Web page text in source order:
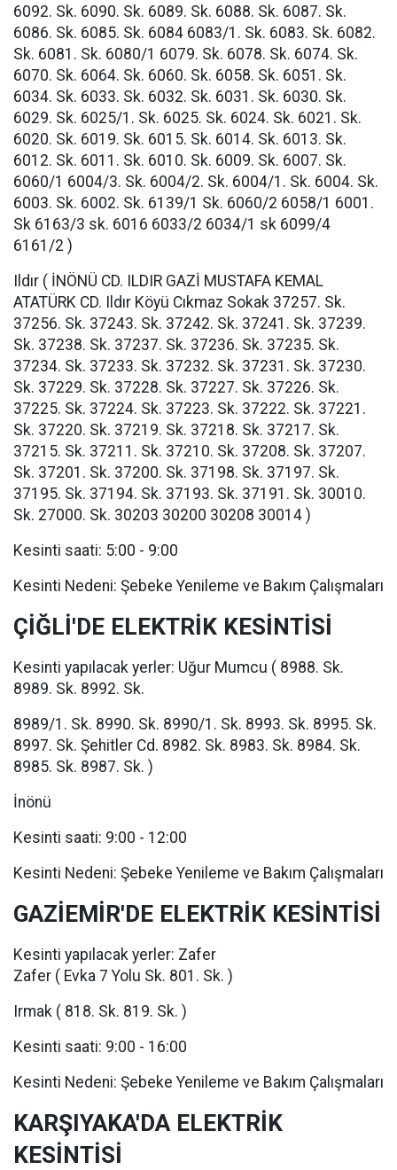
6092. Sk. 6090. Sk. 6089. Sk. 6088. Sk. 6087. Sk.
6086. Sk. 6085. Sk. 6084 6083/1. Sk. 6083. Sk. 6082.
Sk. 6081. Sk. 6080/1 6079. Sk. 6078. Sk. 6074. Sk.
6070. Sk. 6064. Sk. 6060. Sk. 6058. Sk. 6051. Sk.
6034. Sk. 6033. Sk. 6032. Sk. 6031. Sk. 6030. Sk.
6029. Sk. 6025/1. Sk. 6025. Sk. 6024. Sk. 6021. Sk.
6020. Sk. 6019. Sk. 6015. Sk. 6014. Sk. 6013. Sk.
6012. Sk. 6011. Sk. 6010. Sk. 6009. Sk. 6007. Sk.
6060/1 6004/3. Sk. 6004/2. Sk. 6004/1. Sk. 6004. Sk.
6003. Sk. 6002. Sk. 6139/1 Sk. 6060/2 6058/1 6001.
Sk 6163/3 sk. 6016 6033/2 6034/1 sk 6099/4
6161/2 )
Ildır ( İNÖNÜ CD. ILDIR GAZİ MUSTAFA KEMAL
ATATÜRK CD. Ildır Köyü Cıkmaz Sokak 37257. Sk.
37256. Sk. 37243. Sk. 37242. Sk. 37241. Sk. 37239.
Sk. 37238. Sk. 37237. Sk. 37236. Sk. 37235. Sk.
37234. Sk. 37233. Sk. 37232. Sk. 37231. Sk. 37230.
Sk. 37229. Sk. 37228. Sk. 37227. Sk. 37226. Sk.
37225. Sk. 37224. Sk. 37223. Sk. 37222. Sk. 37221.
Sk. 37220. Sk. 37219. Sk. 37218. Sk. 37217. Sk.
37215. Sk. 37211. Sk. 37210. Sk. 37208. Sk. 37207.
Sk. 37201. Sk. 37200. Sk. 37198. Sk. 37197. Sk.
37195. Sk. 37194. Sk. 37193. Sk. 37191. Sk. 30010.
Sk. 27000. Sk. 30203 30200 30208 30014 )
Kesinti saati: 5:00 - 9:00
Kesinti Nedeni: Şebeke Yenileme ve Bakım Çalışmaları
ÇİĞLİ'DE ELEKTRİK KESİNTİSİ
Kesinti yapılacak yerler: Uğur Mumcu ( 8988. Sk.
8989. Sk. 8992. Sk.
8989/1. Sk. 8990. Sk. 8990/1. Sk. 8993. Sk. 8995. Sk.
8997. Sk. Şehitler Cd. 8982. Sk. 8983. Sk. 8984. Sk.
8985. Sk. 8987. Sk. )
İnönü
Kesinti saati: 9:00 - 12:00
Kesinti Nedeni: Şebeke Yenileme ve Bakım Çalışmaları
GAZİEMİR'DE ELEKTRİK KESİNTİSİ
Kesinti yapılacak yerler: Zafer
Zafer ( Evka 7 Yolu Sk. 801. Sk. )
Irmak ( 818. Sk. 819. Sk. )
Kesinti saati: 9:00 - 16:00
Kesinti Nedeni: Şebeke Yenileme ve Bakım Çalışmaları
KARŞIYAKA'DA ELEKTRİK
KESİNTİSİ